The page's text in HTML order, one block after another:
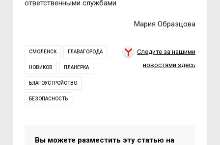
ответственными службами.
Мария Образцова
СМОЛЕНСК ГЛАВАГОРОДА
НОВИКОВ ПЛАНЕРКА
БЛАГОУСТРОЙСТВО
БЕЗОПАСНОСТЬ
Следите за нашими
новостями здесь
Вы можете разместить эту статью на